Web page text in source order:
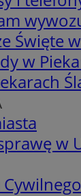
Święte
w
w